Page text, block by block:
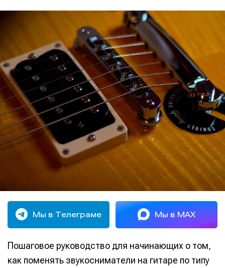
Мы в Телеграме Мы в MAX
Пошаговое руководство для начинающих о том,
как поменять звукосниматели на гитаре по типу